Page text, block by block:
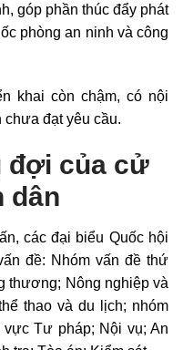
góp phần thúc đẩy phát
phòng an ninh và công
khai còn chậm, có nội
chưa đạt yêu cầu.
đợi của cử
dân
các đại biểu Quốc hội
đề: Nhóm vấn đề thứ
thương; Nông nghiệp và
thao và du lịch; nhóm
Tư pháp; Nội vụ; An